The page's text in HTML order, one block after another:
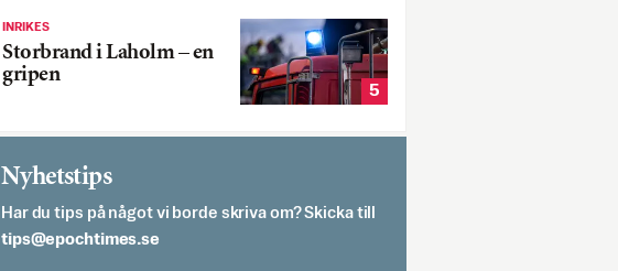
INRIKES
Storbrand i Laholm – en
gripen
5
Nyhetstips
Har du tips på något vi borde skriva om? Skicka till
es.semithcope@spit